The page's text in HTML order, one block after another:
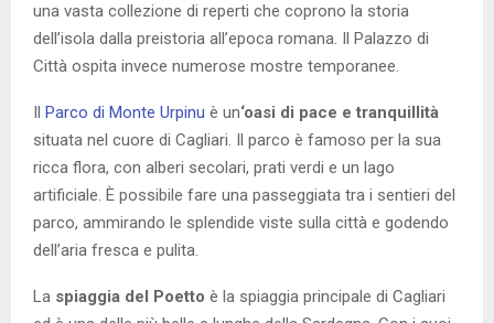
una vasta collezione di reperti che coprono la storia
dell’isola dalla preistoria all’epoca romana. Il Palazzo di
Città ospita invece numerose mostre temporanee.
Parco di Monte Urpinu è un‘oasi di pace e tranquillità
situata nel cuore di Cagliari. Il parco è famoso per la sua
ricca flora, con alberi secolari, prati verdi e un lago
artificiale. È possibile fare una passeggiata tra i sentieri del
parco, ammirando le splendide viste sulla città e godendo
dell’aria fresca e pulita.
La spiaggia del Poetto è la spiaggia principale di Cagliari